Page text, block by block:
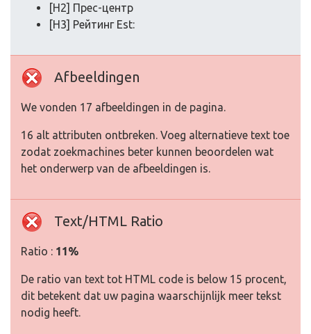
[H2] Прес-центр
[H3] Рейтинг Est:
Afbeeldingen
We vonden 17 afbeeldingen in de pagina.
16 alt attributen ontbreken. Voeg alternatieve text toe
zodat zoekmachines beter kunnen beoordelen wat
het onderwerp van de afbeeldingen is.
Text/HTML Ratio
Ratio : 11%
De ratio van text tot HTML code is below 15 procent,
dit betekent dat uw pagina waarschijnlijk meer tekst
nodig heeft.